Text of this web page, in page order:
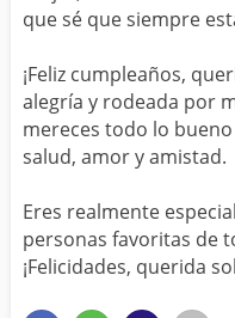
NOVIA
PAPA
TIA
ALGUIEN ESPECIAL
que sé que siempre
¡Feliz cumpleaños,
alegría y rodeada por
mereces todo lo
salud, amor y amistad.
Eres realmente
personas favoritas de
¡Felicidades, querida